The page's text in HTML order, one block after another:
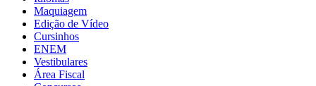
Maquiagem
Edição de Vídeo
Cursinhos
ENEM
Vestibulares
Área Fiscal